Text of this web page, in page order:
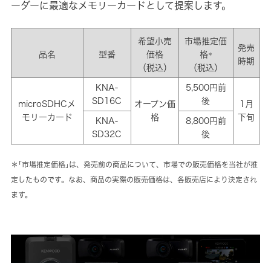
ーダーに最適なメモリーカードとして提案します。
品名 型番
希望小売
価格
（税込）
市場推定価
格＊
（税込）
発売
時期
microSDHCメ
モリーカード
KNA-
SD16C
オープン価
格
5,500円前
後
1月
下旬
KNA-
SD32C
8,800円前
後
＊｢市場推定価格｣は、発売前の商品について、市場での販売価格を当社が推
定したものです。なお、商品の実際の販売価格は、各販売店により決定され
ます。